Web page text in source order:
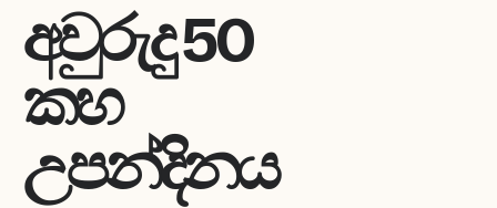
අවුරුදු 50
කහ
උපන්දිනය